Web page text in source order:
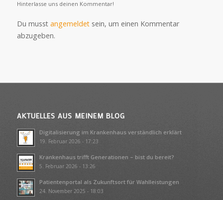
Hinterlasse uns deinen Kommentar!
Du musst angemeldetsein, um einen Kommentar
abzugeben.
AKTUELLES AUS MEINEM BLOG
Digitalisierung im Krankenhaus verständlich erklärt
19. Februar 2026 - 17:23
Krankenhaus trifft Generationen – bist du bereit?
5. Februar 2026 - 13:26
Patientenportal als Zukunftsort für Wahlleistungen
24. November 2025 - 18:03